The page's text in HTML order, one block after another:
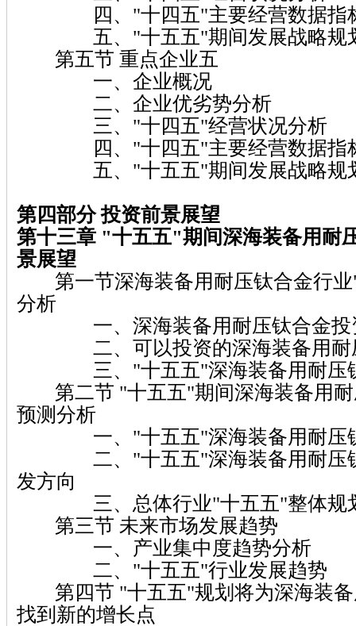
四、"十四五"主要经营数据指
五、"十五五"期间发展战略规
第五节 重点企业五
一、企业概况
二、企业优劣势分析
三、"十四五"经营状况分析
四、"十四五"主要经营数据指
五、"十五五"期间发展战略规
第四部分 投资前景展望
第十三章 "十五五"期间深海装备用耐
景展望
第一节深海装备用耐压钛合金行业
分析
一、深海装备用耐压钛合金投
二、可以投资的深海装备用耐
三、"十五五"深海装备用耐压钛
第二节 "十五五"期间深海装备用耐
预测分析
一、"十五五"深海装备用耐压钛
二、"十五五"深海装备用耐压钛
发方向
三、总体行业"十五五"整体规
第三节 未来市场发展趋势
一、产业集中度趋势分析
二、"十五五"行业发展趋势
第四节 "十五五"规划将为深海装备
找到新的增长点